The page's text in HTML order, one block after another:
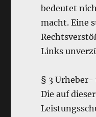
bedeutet
macht. Eine
Links
§ 3
Die auf